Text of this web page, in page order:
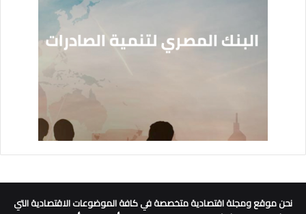
نحن موقع ومجلة اقتصادية متخصصة في كافة الموضوعات الاقتصادية التي